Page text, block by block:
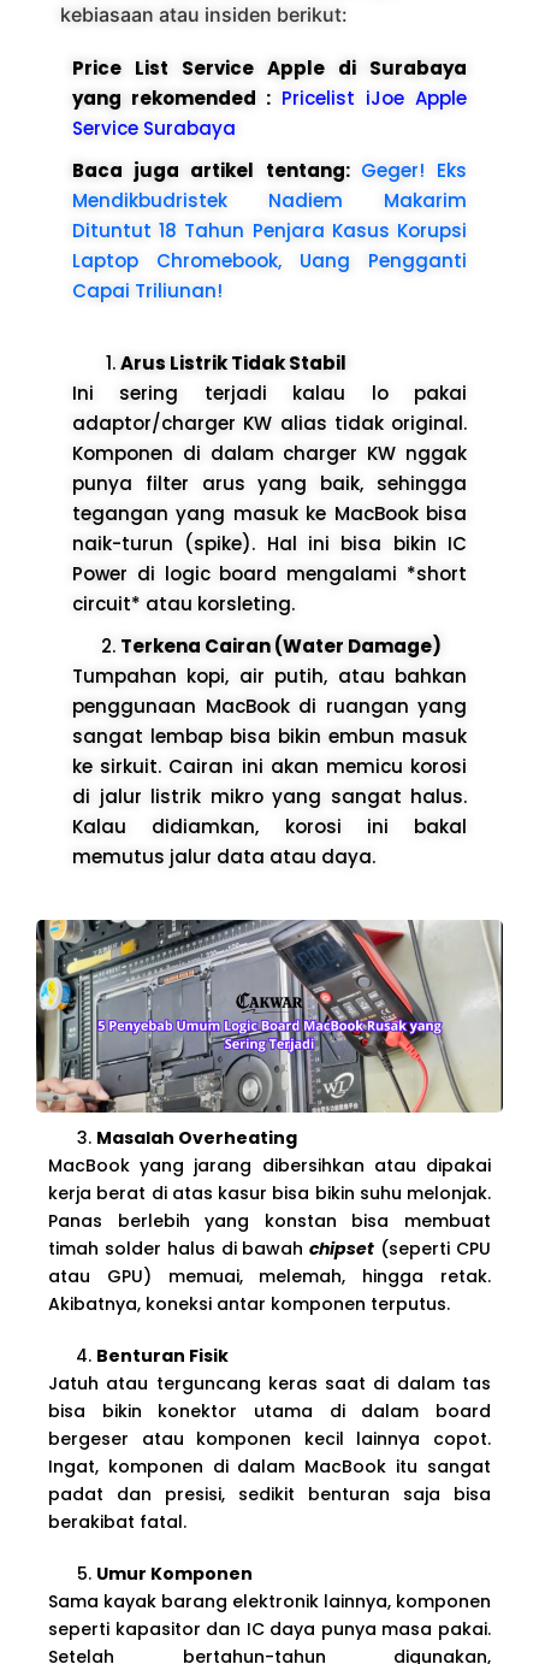
kebiasaan atau insiden berikut:
Price List Service Apple di Surabaya
yang rekomended : Pricelist iJoe Apple
Service Surabaya
Baca juga artikel tentang: Geger! Eks
Mendikbudristek Nadiem Makarim
Dituntut 18 Tahun Penjara Kasus Korupsi
Laptop Chromebook, Uang Pengganti
Capai Triliunan!
Arus Listrik Tidak Stabil
Ini sering terjadi kalau lo pakai
adaptor/charger KW alias tidak original.
Komponen di dalam charger KW nggak
punya filter arus yang baik, sehingga
tegangan yang masuk ke MacBook bisa
naik-turun (spike). Hal ini bisa bikin IC
Power di logic board mengalami *short
circuit* atau korsleting.
Terkena Cairan (Water Damage)
Tumpahan kopi, air putih, atau bahkan
penggunaan MacBook di ruangan yang
sangat lembap bisa bikin embun masuk
ke sirkuit. Cairan ini akan memicu korosi
di jalur listrik mikro yang sangat halus.
Kalau didiamkan, korosi ini bakal
memutus jalur data atau daya.
Masalah Overheating
MacBook yang jarang dibersihkan atau dipakai
kerja berat di atas kasur bisa bikin suhu melonjak.
Panas berlebih yang konstan bisa membuat
timah solder halus di bawahchipset (seperti CPU
atau GPU) memuai, melemah, hingga retak.
Akibatnya, koneksi antar komponen terputus.
Benturan Fisik
Jatuh atau terguncang keras saat di dalam tas
bisa bikin konektor utama di dalam board
bergeser atau komponen kecil lainnya copot.
Ingat, komponen di dalam MacBook itu sangat
padat dan presisi, sedikit benturan saja bisa
berakibat fatal.
Umur Komponen
Sama kayak barang elektronik lainnya, komponen
seperti kapasitor dan IC daya punya masa pakai.
Setelah bertahun-tahun digunakan,